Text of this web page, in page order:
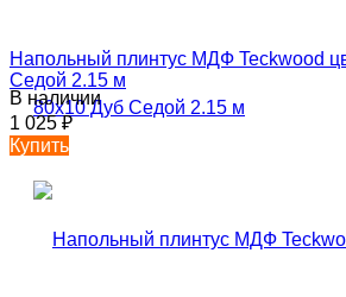
Напольный плинтус МДФ Teckwood
Седой 2.15 м
В наличии
1 025₽
Купить